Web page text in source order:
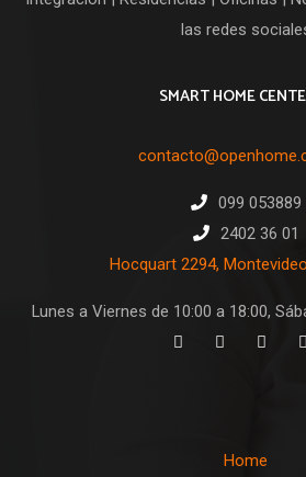
las redes
SMART HOME
099 053889
2402 36 01
Hocquart 2294,
Lunes a Viernes de 10:00 a 18:00,
Home